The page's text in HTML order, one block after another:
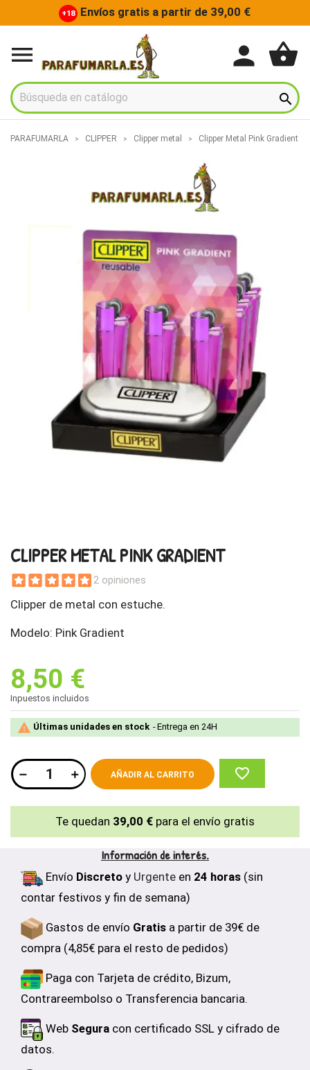
+18 Envíos gratis a partir de 39,00 €
 person shopping_basket

PARAFUMARLA CLIPPER Clipper metal Clipper Metal Pink Gradient
CLIPPER METAL PINK GRADIENT
2 opiniones
Clipper de metal con estuche.
Modelo: Pink Gradient
8,50 €
Inpuestos incluidos
 Últimas unidades en stock Entrega en 24H
AÑADIR AL CARRITO favorite_border
Te quedan 39,00 € para el envío gratis
Información de interés.
Envío Discreto y Urgente en 24 horas (sin
contar festivos y fin de semana)
Gastos de envío Gratis a partir de 39€ de
compra (4,85€ para el resto de pedidos)
Paga con Tarjeta de crédito, Bizum,
Contrareembolso o Transferencia bancaria.
Web Segura con certificado SSL y cifrado de
datos.